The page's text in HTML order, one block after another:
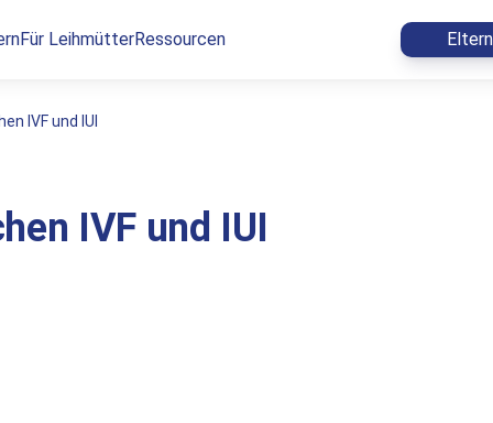
Für LeihmütterRessourcen
IVF und IUI
IVF und IUI